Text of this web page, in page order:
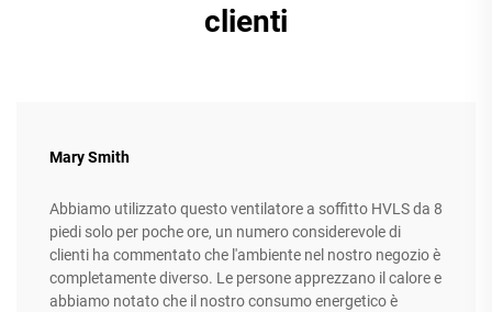
clienti
Mary Smith
Abbiamo utilizzato questo ventilatore a soffitto HVLS da 8
piedi solo per poche ore, un numero considerevole di
clienti ha commentato che l'ambiente nel nostro negozio è
completamente diverso. Le persone apprezzano il calore e
abbiamo notato che il nostro consumo energetico è